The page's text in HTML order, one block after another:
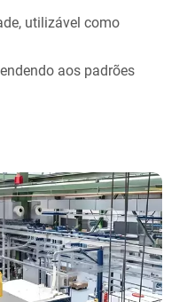
utilizável como
aos padrões